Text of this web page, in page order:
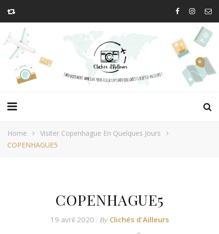
Home
Visiter Copenhague En Quelques Jours
COPENHAGUE5
COPENHAGUE5
19 avril 2020 By Clichés d'Ailleurs